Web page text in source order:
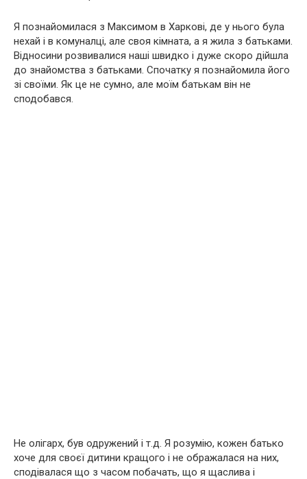
Я познайомилася з Максимом в Харкові, де у нього була
нехай і в комуналці, але своя кімната, а я жила з батьками.
Відносини розвивалися наші швидко і дуже скоро дійшла
до знайомства з батьками. Спочатку я познайомила його
зі своїми. Як це не сумно, але моїм батькам він не
сподобався.
Не олігарх, був одружений і т.д. Я розумію, кожен батько
хоче для своєї дитини кращого і не ображалася на них,
сподівалася що з часом побачать, що я щаслива і